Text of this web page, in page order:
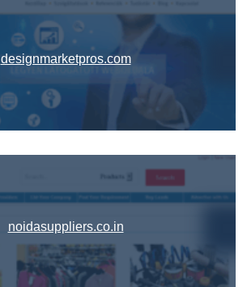
designmarketpros.com
noidasuppliers.co.in